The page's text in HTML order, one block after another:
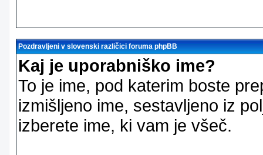
Pozdravljeni v slovenski različici foruma phpBB
Kaj je uporabniško ime?
To je ime, pod katerim boste
izmišljeno ime, sestavljeno iz
izberete ime, ki vam je všeč.